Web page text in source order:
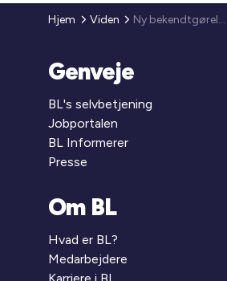
Hjem Viden Ny bekendtgørelse om fravigelse af regler på boligområdet som følge af coronavirus
Genveje
BL's selvbetjening
Jobportalen
BL Informerer
Presse
Om BL
Hvad er BL?
Medarbejdere